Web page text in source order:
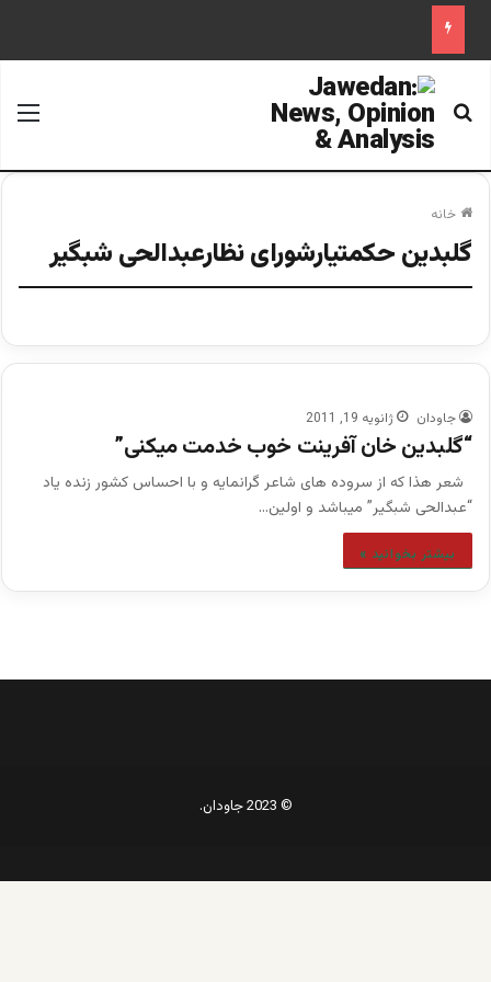
جستجو برای
خانه
گلبدین حکمتیارشورای نظارعبدالحی شبگیر
جاودان ژانویه 19, 2011
“گلبدین خان آفرینت خوب خدمت میکنی”
شعر هذا که از سروده های شاعر گرانمایه و با احساس کشور زنده یاد
“عبدالحی شبگیر” میباشد و اولین…
بیشتر بخوانید »
© 2023 جاودان.